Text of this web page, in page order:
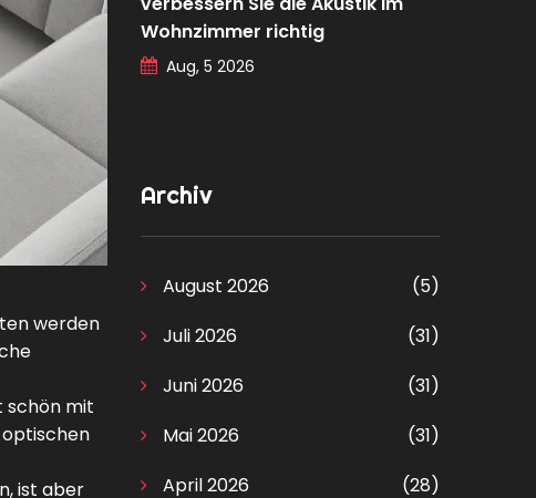
werden
schön mit
ist aber
Wohnzimmer richtig
Aug, 5 2026
Archiv
August 2026
(5)
Juli 2026
(31)
Juni 2026
(31)
Mai 2026
(31)
April 2026
(28)